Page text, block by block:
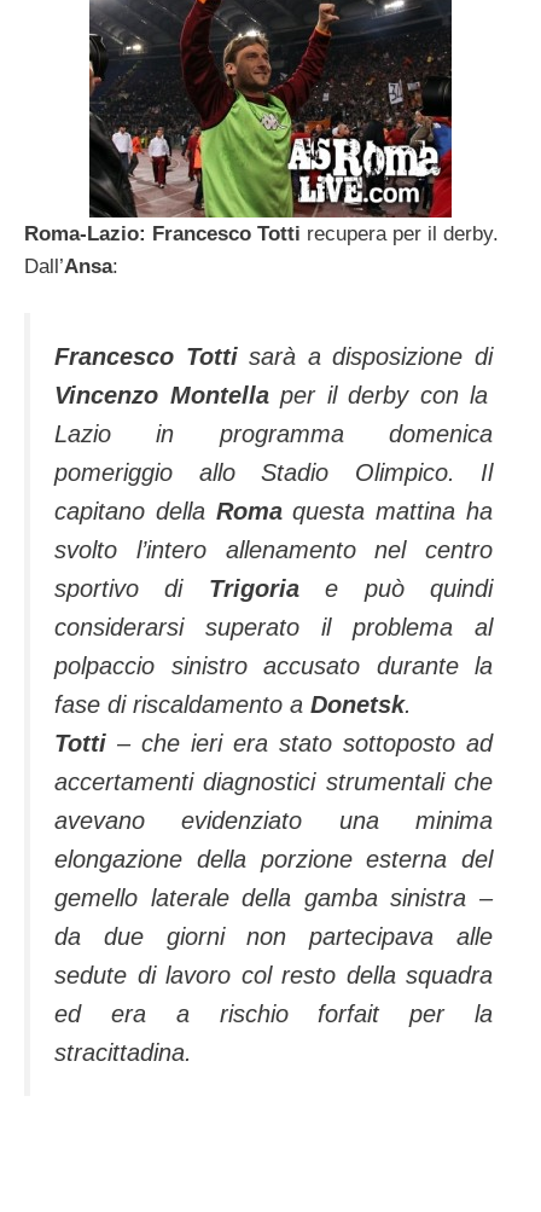
Roma-Lazio: Francesco Totti recupera per il derby.
Dall’Ansa:
Francesco Tottisarà a disposizione di
Vincenzo Montellaper il derby con la
Lazio in programma domenica
pomeriggio allo Stadio Olimpico. Il
capitano della Romaquesta mattina ha
svolto l’intero allenamento nel centro
sportivo di Trigoriae può quindi
considerarsi superato il problema al
polpaccio sinistro accusato durante la
fase di riscaldamento a Donetsk.
Totti – che ieri era stato sottoposto ad
accertamenti diagnostici strumentali che
avevano evidenziato una minima
elongazione della porzione esterna del
gemello laterale della gamba sinistra –
da due giorni non partecipava alle
sedute di lavoro col resto della squadra
ed era a rischio forfait per la
stracittadina.